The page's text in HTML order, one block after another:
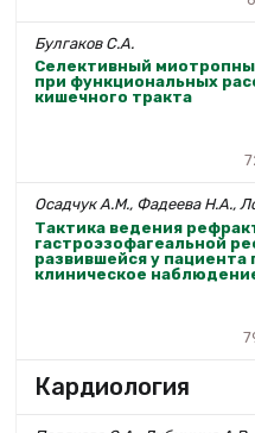
Булгаков С.А.
Селективный
при функциональных
кишечного тракта
Осадчук А.М., Фадеева Н.А.,
Тактика ведения
гастроэзофагеальной
развившейся у
клиническое
Кардиология